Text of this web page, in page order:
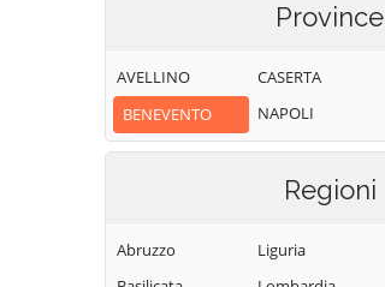
Campoli del
Monte Taburno
Casalduni
Castelpagano
Schiavoni
Sanframondi
Limatola
Moiano
Province
AVELLINO
BENEVENTO
CASERTA
NAPOLI
Regioni
Abruzzo
Liguria